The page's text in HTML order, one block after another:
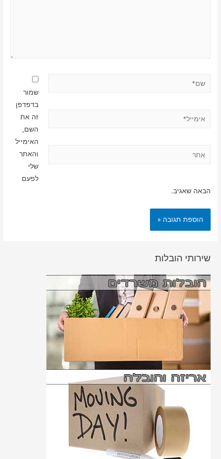
שמור
בדפדפן
זה את
השם,
האימייל
והאתר
שלי
לפעם
הבאה שאגיב.
שירותי הובלות